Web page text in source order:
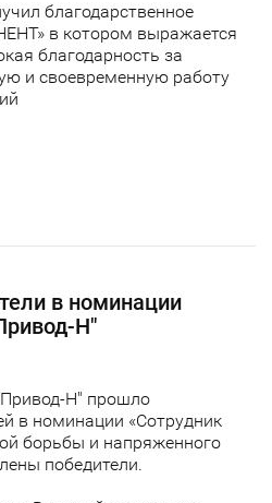
благодарственное
в котором выражается
благодарность за
и своевременную работу
в номинации
Н"
Н" прошло
в номинации «Сотрудник
борьбы и напряженного
победители.